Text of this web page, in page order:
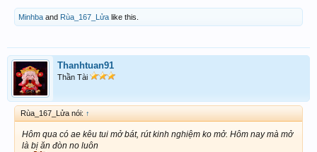
Minhba and Rùa_167_Lửa like this.
Thanhtuan91
Thần Tài
Rùa_167_Lửa nói: ↑
Hôm qua có ae kêu tui mở bát, rút kinh nghiệm ko mở. Hôm nay mà mở
là bị ăn đòn no luôn